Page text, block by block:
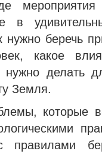
мероприятия
в
нужно беречь
какое
делать
Земля.
которые